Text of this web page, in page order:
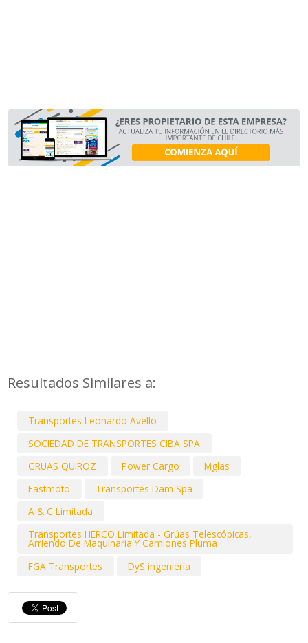
Resultados Similares a:
Transportes Leonardo Avello
SOCIEDAD DE TRANSPORTES CIBA SPA
GRUAS QUIROZ
Power Cargo
Mglas
Fastmoto
Transportes Dam Spa
A & C Limitada
Transportes HERCO Limitada - Grúas Telescópicas,
Arriendo De Maquinaria Y Camiones Pluma
FGA Transportes
DyS ingeniería